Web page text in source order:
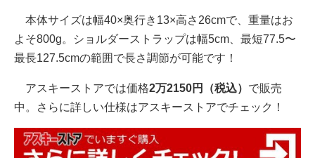
本体サイズは幅40×奥行き13×高さ26cmで、重量はお
よそ800g。ショルダーストラップは幅5cm、最短77.5〜
最長127.5cmの範囲で長さ調節が可能です！
アスキーストアでは価格2万2150円（税込） で販売
中。さらに詳しい仕様はアスキーストアでチェック！